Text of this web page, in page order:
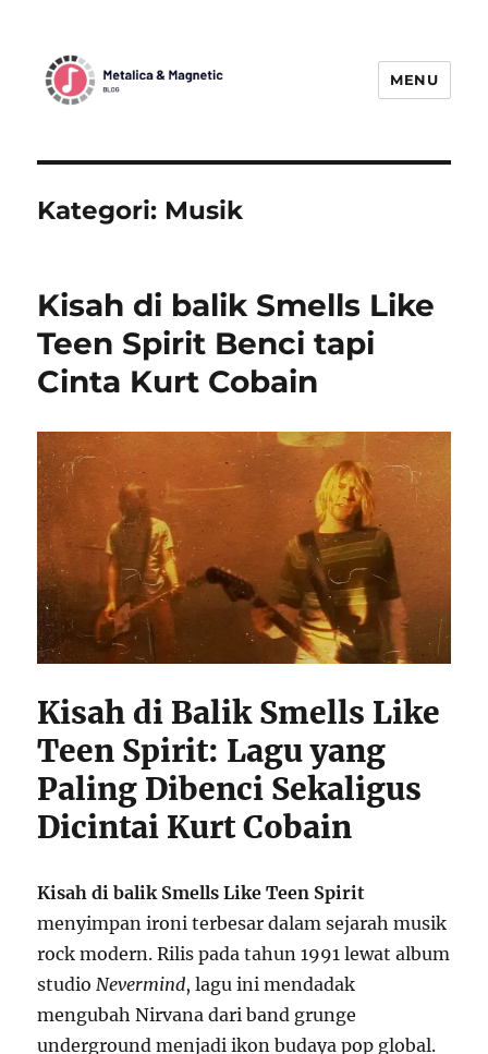
Menggetarkan Dunia Musik Metal
dengan Berita Terbaru
MENU
Kategori: Musik
Kisah di balik Smells Like
Teen Spirit Benci tapi
Cinta Kurt Cobain
Kisah di Balik Smells Like
Teen Spirit: Lagu yang
Paling Dibenci Sekaligus
Dicintai Kurt Cobain
Kisah di balik Smells Like Teen Spirit
menyimpan ironi terbesar dalam sejarah musik
rock modern. Rilis pada tahun 1991 lewat album
studioNevermind, lagu ini mendadak
mengubah Nirvana dari band grunge
underground menjadi ikon budaya pop global.